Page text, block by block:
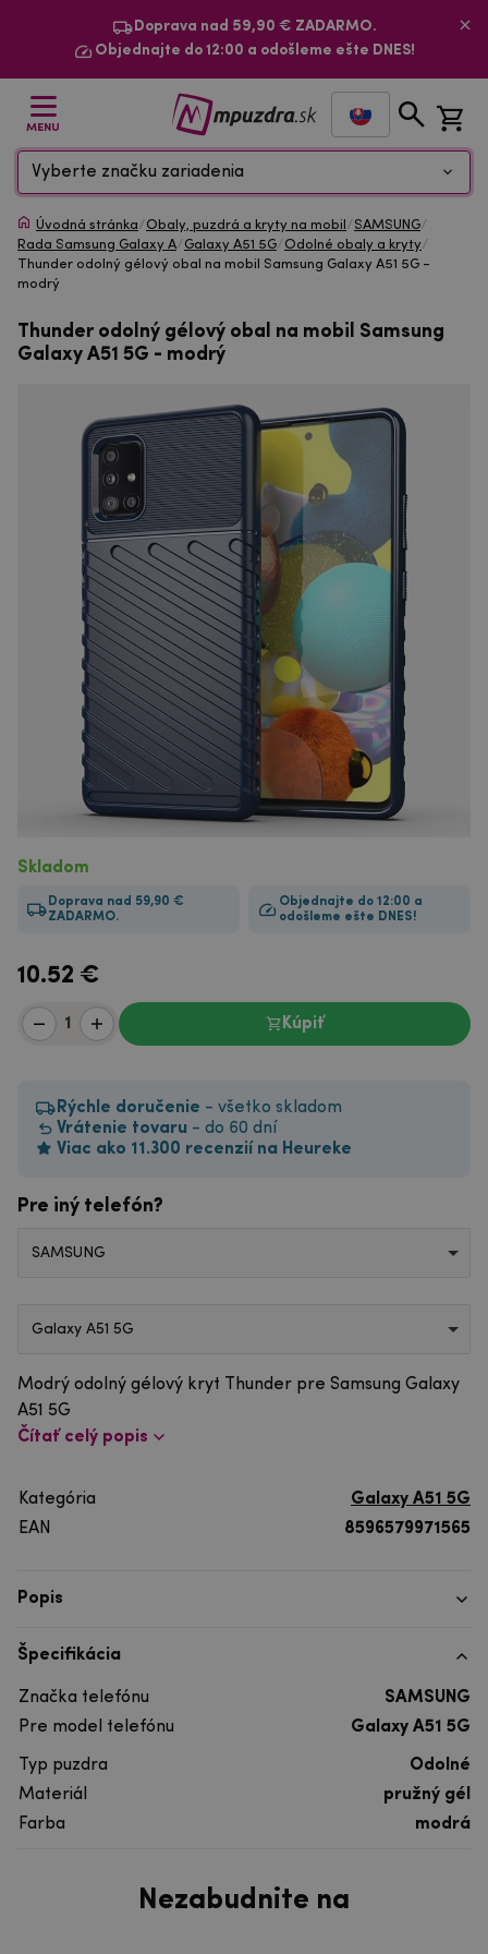
Doprava nad 59,90 € ZADARMO.
Objednajte do 12:00 a odošleme ešte DNES!
MENU
Vyberte značku zariadenia
Úvodná stránka/Obaly, puzdrá a kryty na mobil /SAMSUNG/
Rada Samsung Galaxy A/Galaxy A51 5G/Odolné obaly a kryty/
Thunder odolný gélový obal na mobil Samsung Galaxy A51 5G -
modrý
Thunder odolný gélový obal na mobil Samsung
Galaxy A51 5G - modrý
Skladom
Doprava nad 59,90 €
ZADARMO.
Objednajte do 12:00 a
odošleme ešte DNES!
10.52 €
Kúpiť
Rýchle doručenie - všetko skladom
Vrátenie tovaru - do 60 dní
Viac ako 11.300 recenzií na Heureke
Pre iný telefón?
SAMSUNG
Galaxy A51 5G
Modrý odolný gélový kryt Thunder pre Samsung Galaxy
A51 5G
Čítať celý popis
Kategória
Galaxy A51 5G
EAN
8596579971565
Popis
Špecifikácia
Značka telefónu
SAMSUNG
Pre model telefónu
Galaxy A51 5G
Typ puzdra
Odolné
Materiál
pružný gél
Farba
modrá
Nezabudnite na